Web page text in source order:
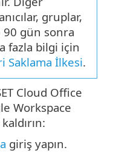
gruplar,
gün sonra
fazla bilgi için
Saklama İlkesi.
Cloud Office
Workspace
giriş yapın.